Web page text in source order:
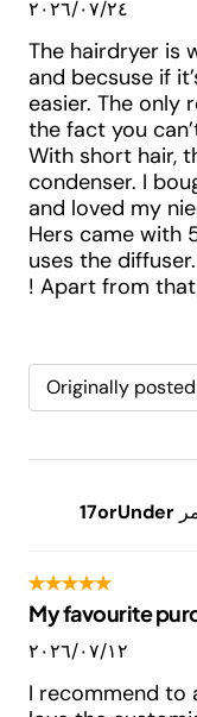
٢٤‏/٠٧‏/٢٠٢٦
The hairdryer is
and becsuse if
easier. The only
the fact you
With short hair,
condenser. I
and loved my
Hers came with
uses the
Apart from that,
Originally
17orUnder
My favourite
١٢‏/٠٧‏/٢٠٢٦
I recommend to